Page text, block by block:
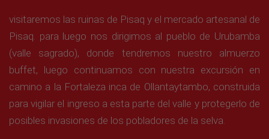
visitaremos las ruinas de Pisaq y el mercado artesanal de
Pisaq. para luego nos dirigimos al pueblo de Urubamba
(valle sagrado), donde tendremos nuestro almuerzo
buffet, luego continuamos con nuestra excursión en
camino a la Fortaleza inca de Ollantaytambo, construida
para vigilar el ingreso a esta parte del valle y protegerlo de
posibles invasiones de los pobladores de la selva.